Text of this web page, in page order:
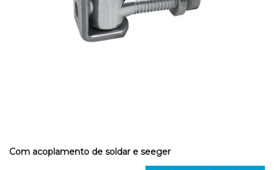
Com acoplamento de soldar e seeger